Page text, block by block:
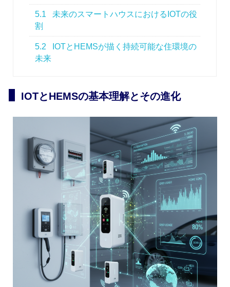
5.1
未来のスマートハウスにおけるIOTの役
割
5.2
IOTとHEMSが描く持続可能な住環境の
未来
IOTとHEMSの基本理解とその進化